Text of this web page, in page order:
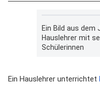
Ein Bild aus dem
Hauslehrer mit
Schülerinnen
Ein Hauslehrer unterrichtet